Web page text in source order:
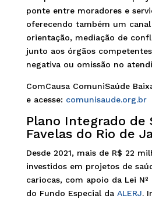
ponte entre moradores e
oferecendo também um
orientação, mediação de
junto aos órgãos
negativa ou omissão no
ComCausa ComuniSaúde
e acesse: comunisaude.org.br
Plano Integrado de
Favelas do Rio de
Desde 2021, mais de R$ 22
investidos em projetos de
cariocas, com apoio da Lei Nº
do Fundo Especial da ALERJ.